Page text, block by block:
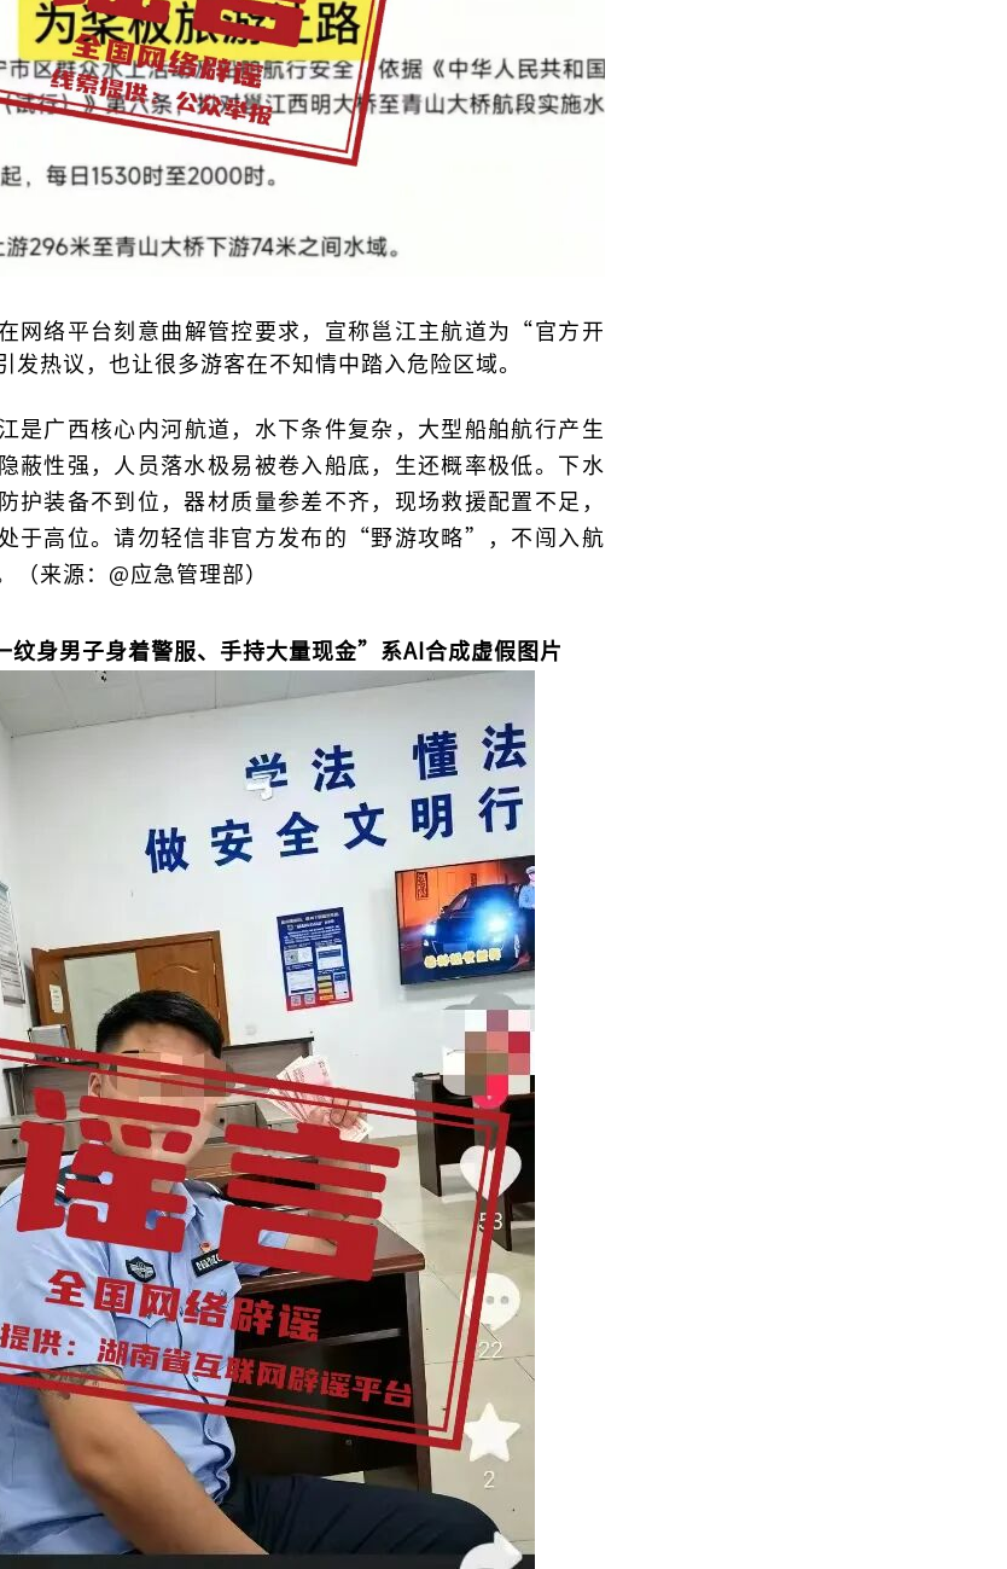
网络平台刻意曲解管控要求，宣称邕江主航道为“官方开
热议，也让很多游客在不知情中踏入危险区域。
是广西核心内河航道，水下条件复杂，大型船舶航行产生
蔽性强，人员落水极易被卷入船底，生还概率极低。下水
护装备不到位，器材质量参差不齐，现场救援配置不足，
于高位。请勿轻信非官方发布的“野游攻略”，不闯入航
（来源：@应急管理部）
纹身男子身着警服、手持大量现金”系AI合成虚假图片